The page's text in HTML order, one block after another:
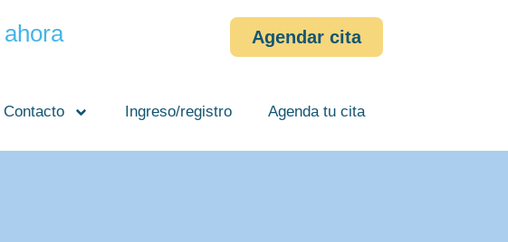
ahora Agendar cita
Contacto Ingreso/registro Agenda tu cita